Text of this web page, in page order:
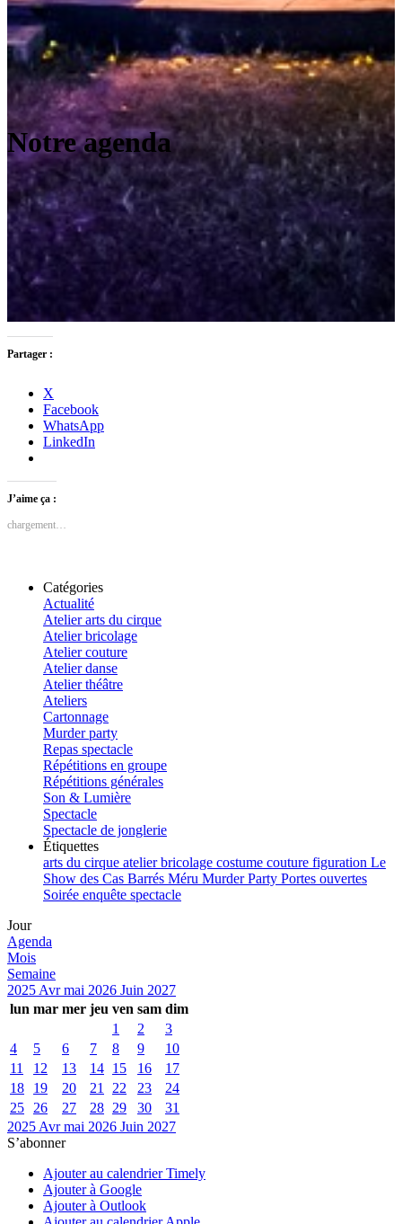
Notre agenda
Partager :
X
Facebook
WhatsApp
LinkedIn
J’aime ça :
chargement…
Catégories
Actualité
Atelier arts du cirque
Atelier bricolage
Atelier couture
Atelier danse
Atelier théâtre
Ateliers
Cartonnage
Murder party
Repas spectacle
Répétitions en groupe
Répétitions générales
Son & Lumière
Spectacle
Spectacle de jonglerie
Étiquettes
arts du cirque atelierbricolage costume couture figuration Le
Show des Cas Barrés Méru Murder Party Portes ouvertes
Soirée enquête spectacle
Jour
Agenda
Mois
Semaine
2025 Avrmai 2026 Juin 2027
lun mar mer jeu ven sam dim
1
2
3
4
5 6 7 8 9
10
11
12 13 14 15 16
17
18
19 20 21 22 23
24
25
26 27 28 29 30
31
2025 Avrmai 2026 Juin 2027
S’abonner
Ajouter au calendrier Timely
Ajouter à Google
Ajouter à Outlook